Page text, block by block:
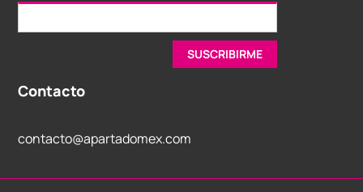
Contacto
contacto@apartadomex.com